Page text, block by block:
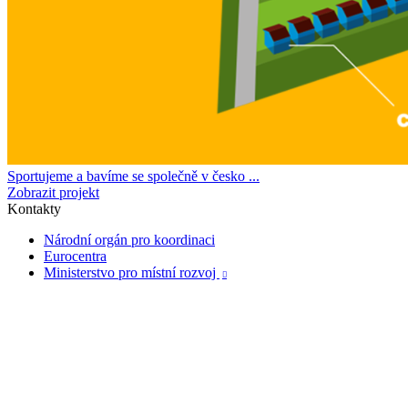
Sportujeme a bavíme se společně v česko ...
Zobrazit projekt
Kontakty
Národní orgán pro koordinaci
Eurocentra
Ministerstvo pro místní rozvoj
